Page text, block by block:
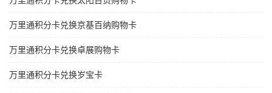
万里通积分卡兑换京基百纳购物卡
万里通积分卡兑换卓展购物卡
万里通积分卡兑换岁宝卡